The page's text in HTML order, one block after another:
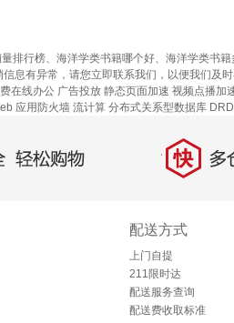
排行榜、海洋学类书籍哪个好、海洋学类书
息有异常，请您立即联系我们，以便我们及时
在线办公 广告投放 静态页面加速 视频点播加
应用防火墙 流计算 分布式关系型数据库
轻松购物 快 多仓
配送方式
上门自提
211限时达
配送服务查询
配送费收取标准